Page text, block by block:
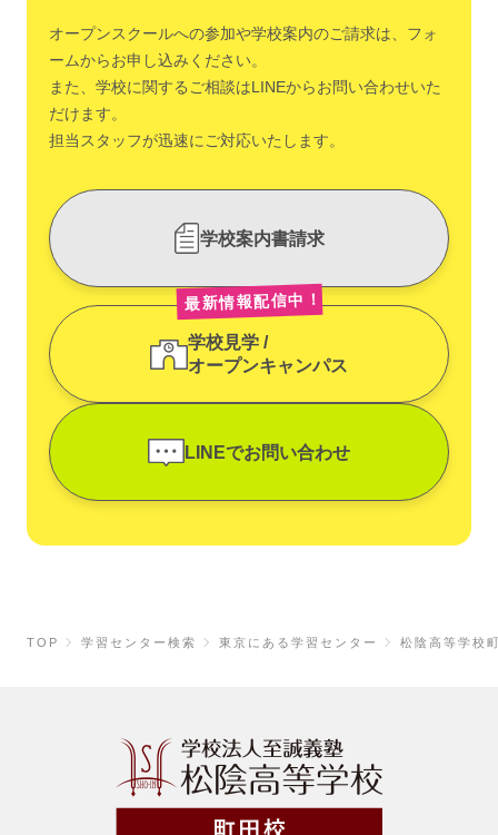
オープンスクールへの参加や学校案内のご請求は、フォ
ームからお申し込みください。
また、学校に関するご相談はLINEからお問い合わせいた
だけます。
担当スタッフが迅速にご対応いたします。
学校案内書請求
最新情報配信中！
学校見学 /
オープンキャンパス
LINEでお問い合わせ
TOP 学習センター検索 東京にある学習センター 松陰高等学校